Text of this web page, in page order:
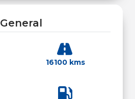
General
16100 kms